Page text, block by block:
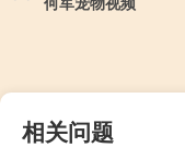
相关问题